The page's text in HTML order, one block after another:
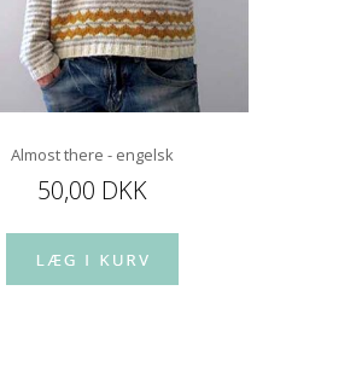
Almost there - engelsk
50,00 DKK